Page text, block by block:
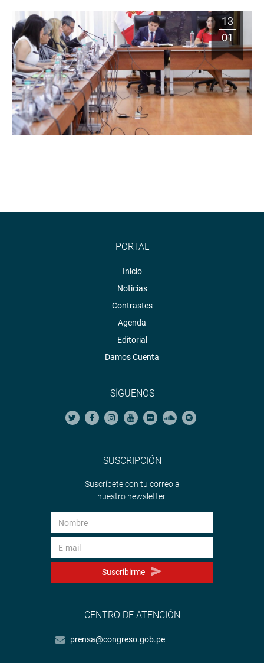
13
01
PORTAL
Inicio
Noticias
Contrastes
Agenda
Editorial
Damos Cuenta
SÍGUENOS
SUSCRIPCIÓN
Suscríbete con tu correo a
nuestro newsletter.
Suscribirme
CENTRO DE ATENCIÓN
prensa@congreso.gob.pe